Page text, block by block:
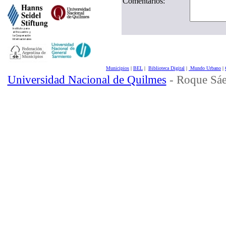
Municipios | BEL | Biblioteca Digital | Mundo Urbano |
Universidad Nacional de Quilmes - Roque